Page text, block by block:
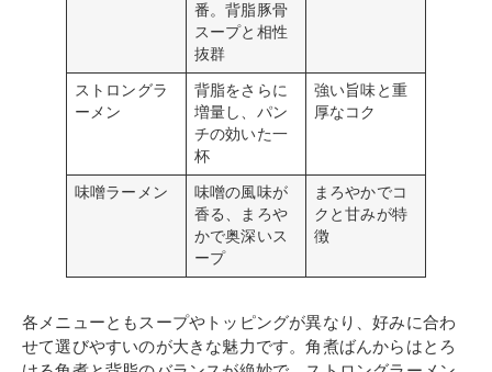
番。背脂豚骨
スープと相性
抜群
ストロングラ
ーメン
背脂をさらに
増量し、パン
チの効いた一
杯
強い旨味と重
厚なコク
味噌ラーメン
味噌の風味が
香る、まろや
かで奥深いス
ープ
まろやかでコ
クと甘みが特
徴
各メニューともスープやトッピングが異なり、好みに合わ
せて選びやすいのが大きな魅力です。角煮ばんからはとろ